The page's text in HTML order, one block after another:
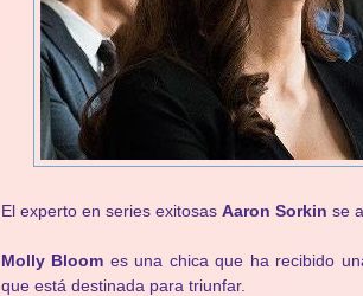
El experto en series exitosas Aaron Sorkin se
Molly Bloom es una chica que ha recibido
que está destinada para triunfar.